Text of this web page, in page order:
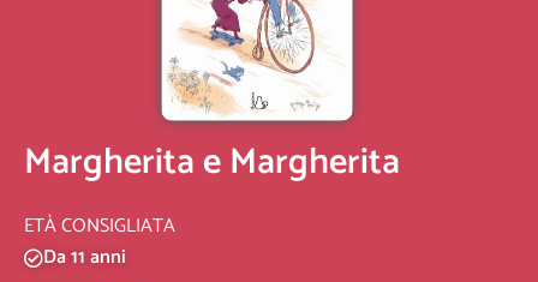
Margherita e Margherita
ETÀ CONSIGLIATA
Da 11 anni